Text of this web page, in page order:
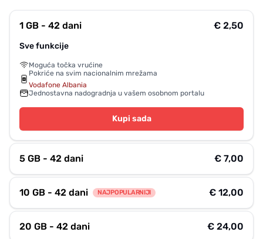
1 GB - 42 dani € 2,50
Sve funkcije
Moguća točka vrućine
Pokriće na svim nacionalnim mrežama
Vodafone Albania
Jednostavna nadogradnja u vašem osobnom portalu
Kupi sada
5 GB - 42 dani € 7,00
10 GB - 42 dani NAJPOPULARNIJI € 12,00
20 GB - 42 dani € 24,00